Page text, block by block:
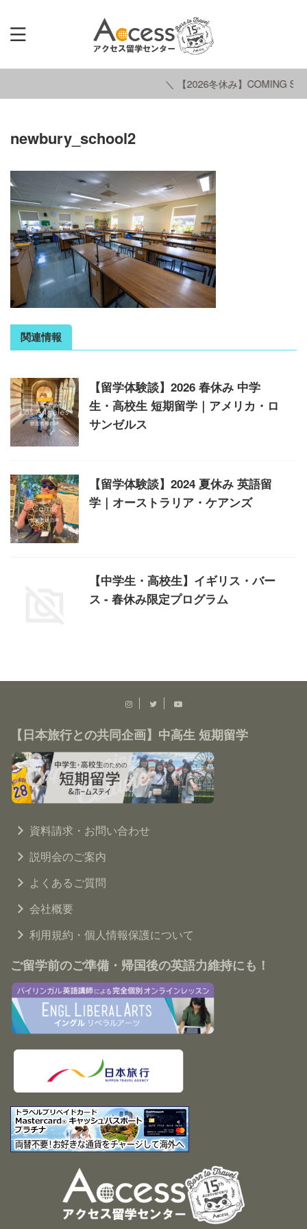
＼ 【2026冬休み】COMING
newbury_school2
関連情報
【留学体験談】2026 春休み 中学
生・高校生 短期留学｜アメリカ・ロ
サンゼルス
【留学体験談】2024 夏休み 英語留
学｜オーストラリア・ケアンズ
【中学生・高校生】イギリス・バー
ス - 春休み限定プログラム
【日本旅行との共同企画】中高生 短期留学
資料請求・お問い合わせ
説明会のご案内
よくあるご質問
会社概要
利用規約・個人情報保護について
ご留学前のご準備・帰国後の英語力維持にも！